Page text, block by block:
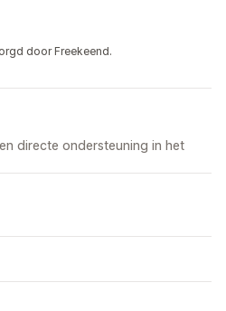
door Freekeend.
directe ondersteuning in het